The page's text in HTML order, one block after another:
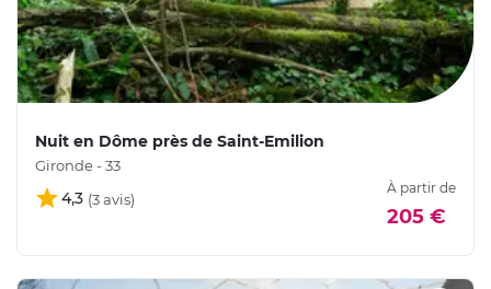
Nuit en Dôme près de Saint-Emilion
Gironde - 33
4,3
À partir de
205 €